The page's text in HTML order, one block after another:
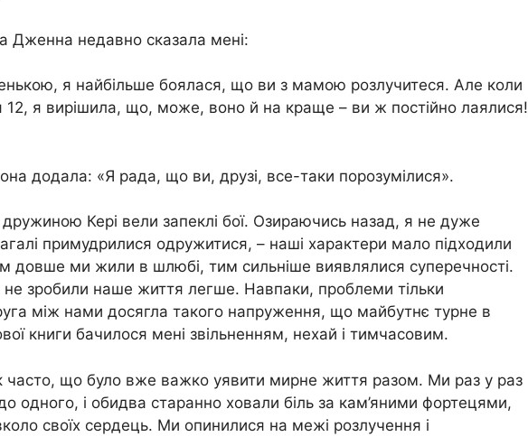
Дженна недавно сказала мені:
я найбільше боялася, що ви з мамою розлучитеся. Але коли
12, я вирішила, що, може, воно й на краще – ви ж постійно лаялися!
додала: «Я рада, що ви, друзі, все-таки порозумілися».
дружиною Кері вели запеклі бої. Озираючись назад, я не дуже
примудрилися одружитися, – наші характери мало підходили
довше ми жили в шлюбі, тим сильніше виявлялися суперечності.
не зробили наше життя легше. Навпаки, проблеми тільки
між нами досягла такого напруження, що майбутнє турне в
книги бачилося мені звільненням, нехай і тимчасовим.
часто, що було вже важко уявити мирне життя разом. Ми раз у раз
одного, і обидва старанно ховали біль за кам’яними фортецями,
своїх сердець. Ми опинилися на межі розлучення і